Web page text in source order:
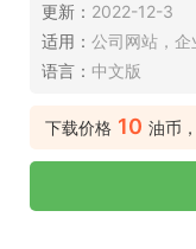
更新： 2022-12-3
适用： 公司网站，企
语言： 中文版
下载价格 10 油币